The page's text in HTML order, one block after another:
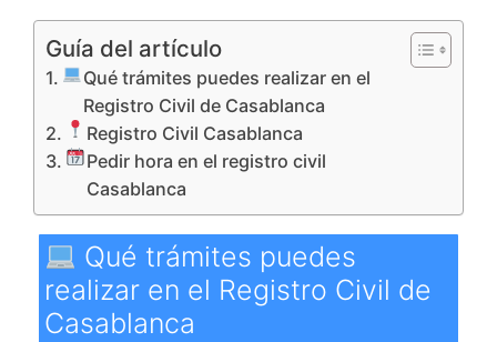
Guía del artículo
Qué trámites puedes realizar en el
Registro Civil de Casablanca
Registro Civil Casablanca
Pedir hora en el registro civil
Casablanca
Qué trámites puedes
realizar en el Registro Civil de
Casablanca